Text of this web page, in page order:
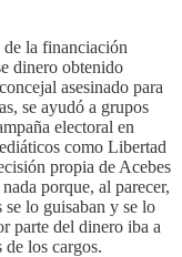
la financiación
dinero obtenido
asesinado para
se ayudó a grupos
electoral en
como Libertad
propia de Acebes
porque, al parecer,
se lo guisaban y se lo
parte del dinero iba a
los cargos.